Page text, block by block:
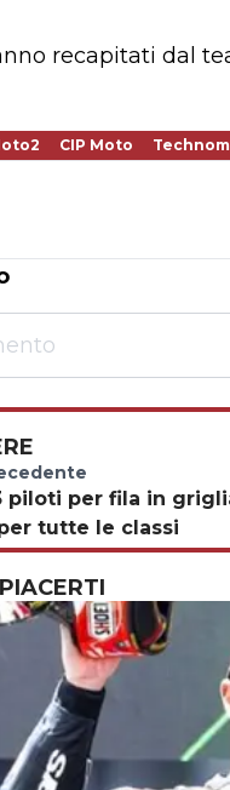
recapitati dal
CIP Moto
piloti per fila in
tutte le classi